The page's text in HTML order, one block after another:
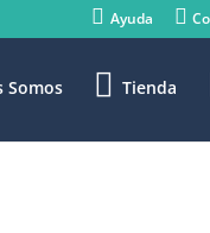
Ayuda
Somos Tienda